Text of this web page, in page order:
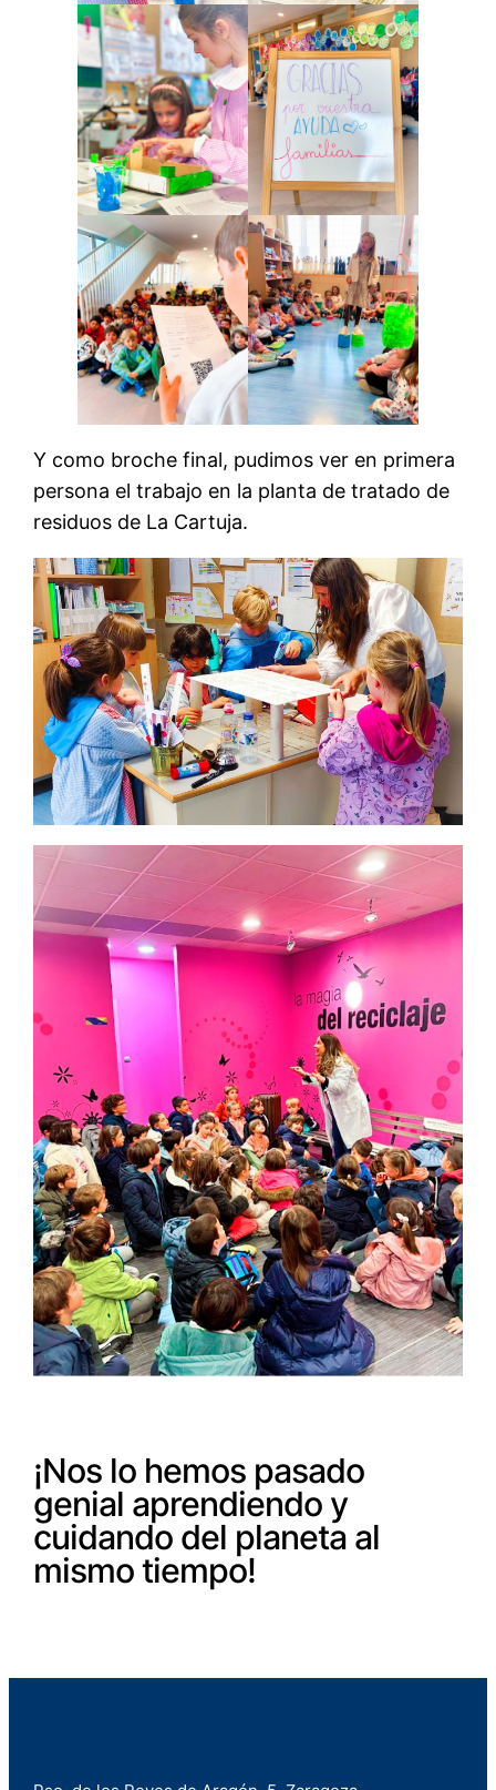
Y como broche final, pudimos ver en primera
persona el trabajo en la planta de tratado de
residuos de La Cartuja.
¡Nos lo hemos pasado
genial aprendiendo y
cuidando del planeta al
mismo tiempo!